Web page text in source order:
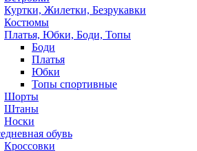
Куртки, Жилетки, Безрукавки
Костюмы
Платья, Юбки, Боди, Топы
Боди
Платья
Юбки
Топы спортивные
Шорты
Штаны
Носки
обувь
Кроссовки